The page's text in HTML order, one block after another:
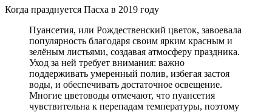
Когда празднуется Пасха в 2019 году
Пуансетия, или Рождественский цветок, завоевала
популярность благодаря своим ярким красным и
зелёным листьями, создавая атмосферу праздника.
Уход за ней требует внимания: важно
поддерживать умеренный полив, избегая застоя
воды, и обеспечивать достаточное освещение.
Многие цветоводы отмечают, что пуансетия
чувствительна к перепадам температуры, поэтому